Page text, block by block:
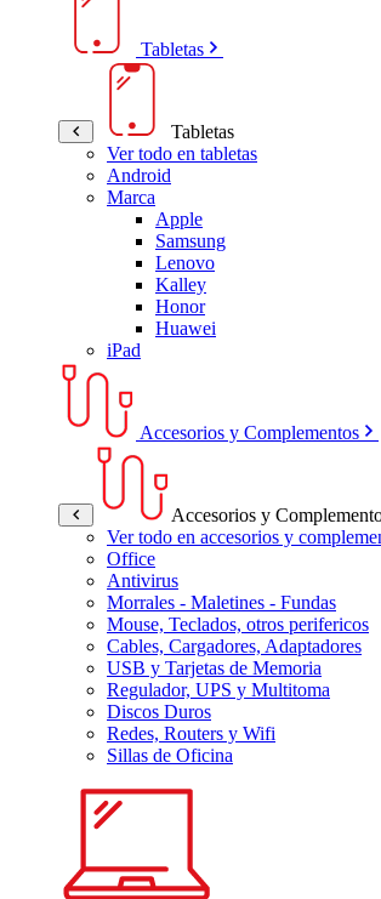
Tabletas
Tabletas
Ver todo en tabletas
Android
Marca
Apple
Samsung
Lenovo
Kalley
Honor
Huawei
iPad
Accesorios y Complementos
Accesorios y
Ver todo en accesorios y
Office
Antivirus
Morrales - Maletines - Fundas
Mouse, Teclados, otros perifericos
Cables, Cargadores, Adaptadores
USB y Tarjetas de Memoria
Regulador, UPS y Multitoma
Discos Duros
Redes, Routers y Wifi
Sillas de Oficina